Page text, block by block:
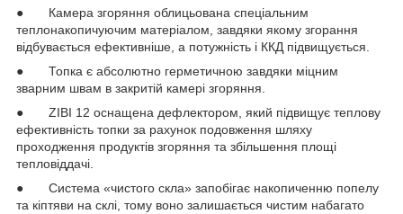
● Камера згоряння облицьована спеціальним
теплонакопичуючим матеріалом, завдяки якому згорання
відбувається ефективніше, а потужність і ККД підвищується.
● Топка є абсолютно герметичною завдяки міцним
зварним швам в закритій камері згоряння.
● ZIBI 12 оснащена дефлектором, який підвищує теплову
ефективність топки за рахунок подовження шляху
проходження продуктів згоряння та збільшення площі
тепловіддачі.
● Система «чистого скла» запобігає накопиченню попелу
та кіптяви на склі, тому воно залишається чистим набагато